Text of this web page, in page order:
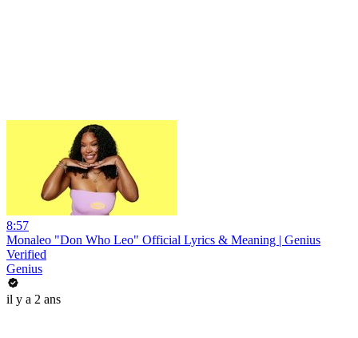
8:57
Monaleo "Don Who Leo" Official Lyrics & Meaning | Genius
Verified
Genius
il y a 2 ans